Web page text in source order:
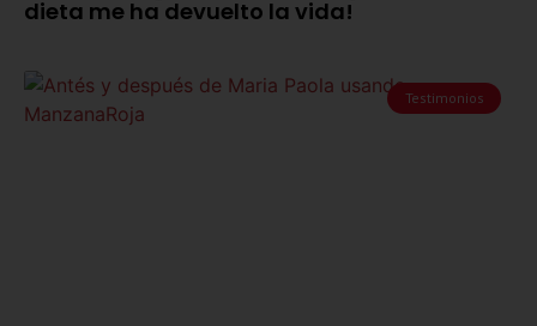
dieta me ha devuelto la vida!
Testimonios